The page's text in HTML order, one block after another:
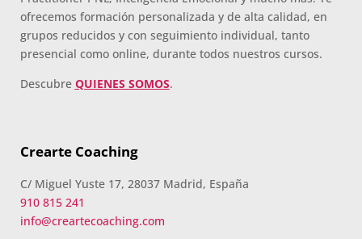
ofrecemos formación personalizada y de alta calidad, en
grupos reducidos y con seguimiento individual, tanto
presencial como online, durante todos nuestros cursos.
Descubre QUIENES SOMOS.
Crearte Coaching
C/ Miguel Yuste 17, 28037 Madrid, España
910 815 241
info@creartecoaching.com